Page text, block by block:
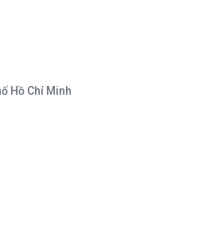
Hồ Chí Minh